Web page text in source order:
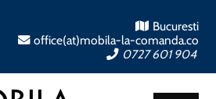
Bucuresti
office(at)mobila-la-comanda.co
0727 601 904